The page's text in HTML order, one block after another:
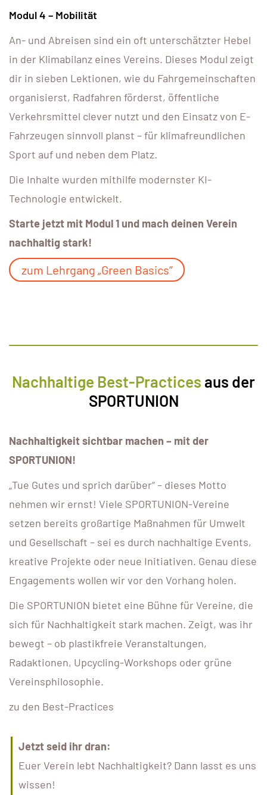
Modul 4 – Mobilität
An- und Abreisen sind ein oft unterschätzter Hebel
in der Klimabilanz eines Vereins. Dieses Modul zeigt
dir in sieben Lektionen, wie du Fahrgemeinschaften
organisierst, Radfahren förderst, öffentliche
Verkehrsmittel clever nutzt und den Einsatz von E-
Fahrzeugen sinnvoll planst – für klimafreundlichen
Sport auf und neben dem Platz.
Die Inhalte wurden mithilfe modernster KI-
Technologie entwickelt.
Starte jetzt mit Modul 1 und mach deinen Verein
nachhaltig stark!
zum Lehrgang „Green Basics“
Nachhaltige Best-Practicesaus der
SPORTUNION
Nachhaltigkeit sichtbar machen – mit der
SPORTUNION!
„Tue Gutes und sprich darüber“ – dieses Motto
nehmen wir ernst! Viele SPORTUNION-Vereine
setzen bereits großartige Maßnahmen für Umwelt
und Gesellschaft – sei es durch nachhaltige Events,
kreative Projekte oder neue Initiativen. Genau diese
Engagements wollen wir vor den Vorhang holen.
Die SPORTUNION bietet eine Bühne für Vereine, die
sich für Nachhaltigkeit stark machen. Zeigt, was ihr
bewegt – ob plastikfreie Veranstaltungen,
Radaktionen, Upcycling-Workshops oder grüne
Vereinsphilosophie.
zu den Best-Practices
Jetzt seid ihr dran:
Euer Verein lebt Nachhaltigkeit? Dann lasst es uns
wissen!